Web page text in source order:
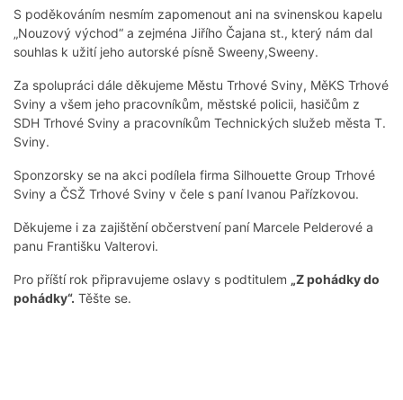
S poděkováním nesmím zapomenout ani na svinenskou kapelu
„Nouzový východ“ a zejména Jiřího Čajana st., který nám dal
souhlas k užití jeho autorské písně Sweeny,Sweeny.
Za spolupráci dále děkujeme Městu Trhové Sviny, MěKS Trhové
Sviny a všem jeho pracovníkům, městské policii, hasičům z
SDH Trhové Sviny a pracovníkům Technických služeb města T.
Sviny.
Sponzorsky se na akci podílela firma Silhouette Group Trhové
Sviny a ČSŽ Trhové Sviny v čele s paní Ivanou Pařízkovou.
Děkujeme i za zajištění občerstvení paní Marcele Pelderové a
panu Františku Valterovi.
Pro příští rok připravujeme oslavy s podtitulem „Z pohádky do
pohádky“. Těšte se.